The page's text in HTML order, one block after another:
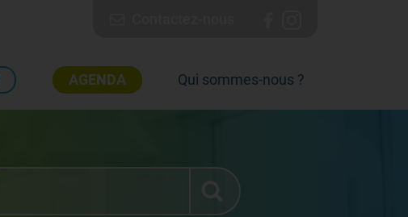
AGENDA Qui sommes-nous ?